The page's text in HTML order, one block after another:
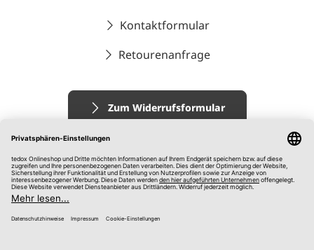
Kontaktformular
Retourenanfrage
Zum Widerrufsformular
Impressum
AGB
Datenschutz